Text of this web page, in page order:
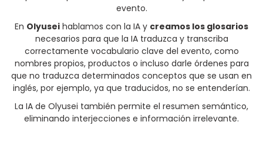
evento.
En Olyusei hablamos con la IA y creamos los glosarios
necesarios para que la IA traduzca y transcriba
correctamente vocabulario clave del evento, como
nombres propios, productos o incluso darle órdenes para
que no traduzca determinados conceptos que se usan en
inglés, por ejemplo, ya que traducidos, no se entenderían.
La IA de Olyusei también permite el resumen semántico,
eliminando interjecciones e información irrelevante.